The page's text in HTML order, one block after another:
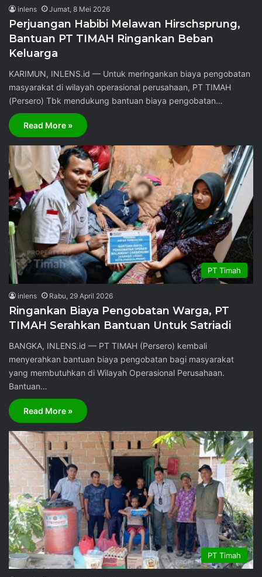
inlens Jumat, 8 Mei 2026
Perjuangan Habibi Melawan Hirschsprung,
Bantuan PT TIMAH Ringankan Beban
Keluarga
KARIMUN, INLENS.id — Untuk meringankan biaya pengobatan
masyarakat di wilayah operasional perusahaan, PT TIMAH
(Persero) Tbk mendukung bantuan biaya pengobatan…
Read More »
PT Timah
inlens Rabu, 29 April 2026
Ringankan Biaya Pengobatan Warga, PT
TIMAH Serahkan Bantuan Untuk Satriadi
BANGKA, INLENS.id — PT TIMAH (Persero) kembali
menyerahkan bantuan biaya pengobatan bagi masyarakat
yang membutuhkan di Wilayah Operasional Perusahaan.
Bantuan…
Read More »
PT Timah